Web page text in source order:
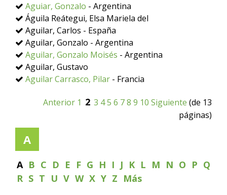
Aguiar, Gonzalo - Argentina
Águila Reátegui, Elsa Mariela del
Aguilar, Carlos - España
Aguilar, Gonzalo - Argentina
Aguilar, Gonzalo Moisés - Argentina
Aguilar, Gustavo
Aguilar Carrasco, Pilar - Francia
Anterior 1 2 3 45 6 78 9 10 Siguiente (de 13
páginas)
A
A B C D E F G H I J K L M N O P Q
R S T U V W X Y Z Más